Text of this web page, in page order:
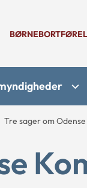
Tre sager om